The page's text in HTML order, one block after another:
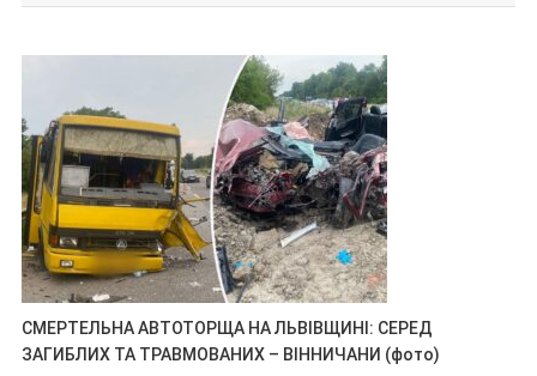
СМЕРТЕЛЬНА АВТОТОРЩА НА ЛЬВІВЩИНІ: СЕРЕД
ЗАГИБЛИХ ТА ТРАВМОВАНИХ – ВІННИЧАНИ (фото)